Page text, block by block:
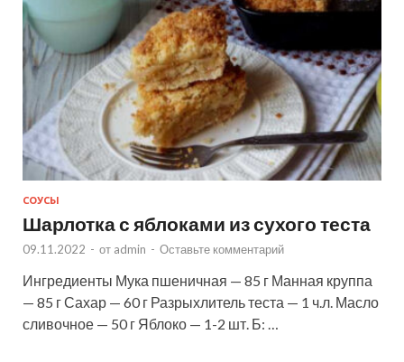
СОУСЫ
Шарлотка с яблоками из сухого теста
09.11.2022 - от admin - Оставьте комментарий
Ингредиенты Мука пшеничная — 85 г Манная круппа
— 85 г Сахар — 60 г Разрыхлитель теста — 1 ч.л. Масло
сливочное — 50 г Яблоко — 1-2 шт. Б: …